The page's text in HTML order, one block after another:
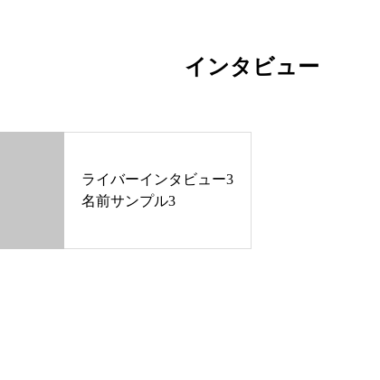
インタビュー
ライバーインタビュー3
名前サンプル3